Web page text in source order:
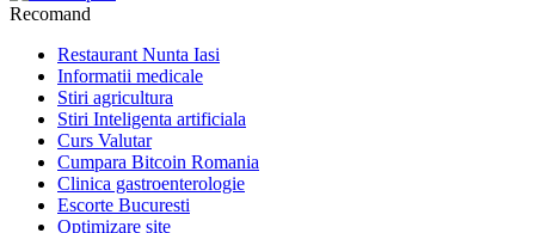
Recomand
Restaurant Nunta Iasi
Informatii medicale
Stiri agricultura
Stiri Inteligenta artificiala
Curs Valutar
Cumpara Bitcoin Romania
Clinica gastroenterologie
Escorte Bucuresti
Optimizare site